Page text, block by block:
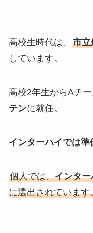
高校生時代は、 市立
しています。
高校2年生からAチ
テンに就任。
インターハイでは準
個人では、インター
に選出されています